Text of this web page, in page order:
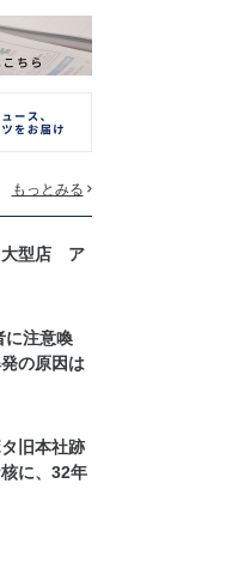
もっとみる
大型店 ア
に注意喚
の原因は
旧本社跡
に、32年